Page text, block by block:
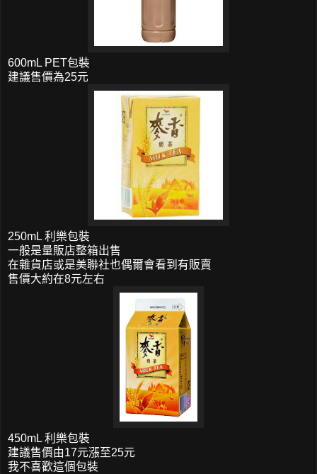
600mL PET包裝
建議售價為25元
250mL 利樂包裝
一般是量販店整箱出售
在雜貨店或是美聯社也偶爾會看到有販賣
售價大約在8元左右
450mL 利樂包裝
建議售價由17元漲至25元
我不喜歡這個包裝